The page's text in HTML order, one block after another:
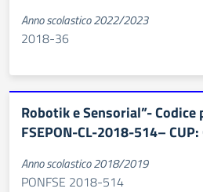
Anno scolastico 2022/2023
2018-36
Robotik e Sensorial”-
FSEPON-CL-2018-514–
Anno scolastico 2018/2019
PONFSE 2018-514